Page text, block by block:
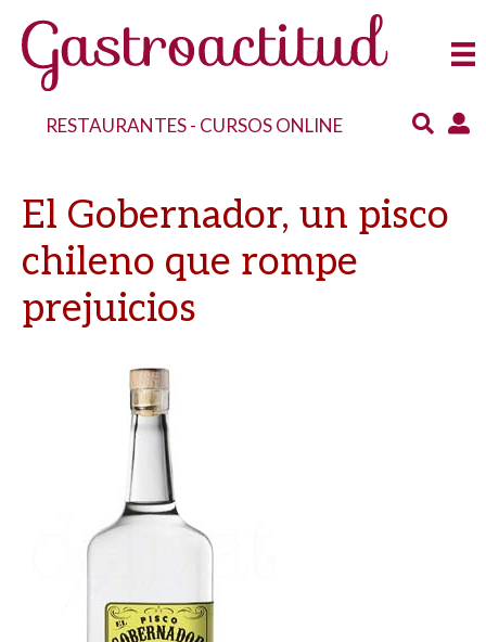
RESTAURANTES- CURSOS ONLINE
El Gobernador, un pisco
chileno que rompe
prejuicios